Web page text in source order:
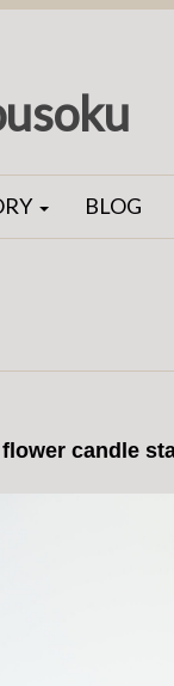
BLOG
flower candle